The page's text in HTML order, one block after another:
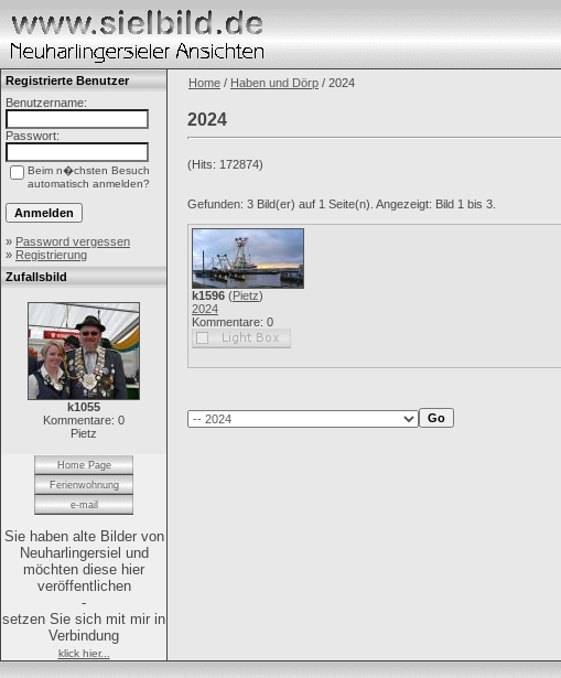
Registrierte Benutzer
Benutzername:
Passwort:
Beim n�chsten Besuch
automatisch anmelden?
» Password vergessen
» Registrierung
Zufallsbild
k1055
Kommentare: 0
Pietz
Home Page
Ferienwohnung
e-mail
Sie haben alte Bilder von
Neuharlingersiel und
möchten diese hier
veröffentlichen
-
setzen Sie sich mit mir in
Verbindung
klick hier...
Home / Haben und Dörp / 2024
2024
(Hits: 172874)
Gefunden: 3 Bild(er) auf 1 Seite(n). Angezeigt: Bild 1 bis 3.
k1596 (Pietz)
2024
Kommentare: 0